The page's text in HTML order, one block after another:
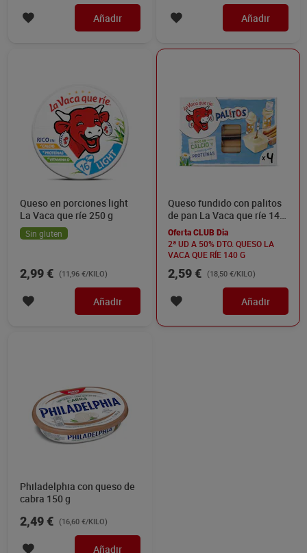
Añadir Añadir
Queso en porciones light
La Vaca que ríe 250 g
Sin gluten
2,99 € (11,96 €/KILO)
Añadir
Queso fundido con palitos
de pan La Vaca que ríe 140
g
Oferta CLUB Dia
2ª UD A 50% DTO. QUESO LA
VACA QUE RÍE 140 G
2,59 € (18,50 €/KILO)
Añadir
Philadelphia con queso de
cabra 150 g
2,49 € (16,60 €/KILO)
Añadir